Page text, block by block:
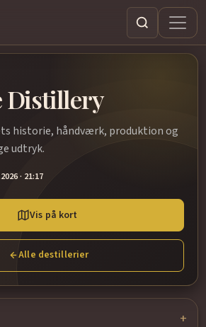
Søg
Distillery
historie, håndværk, produktion og
udtryk.
· 21:17
Vis på kort
Alle destillerier